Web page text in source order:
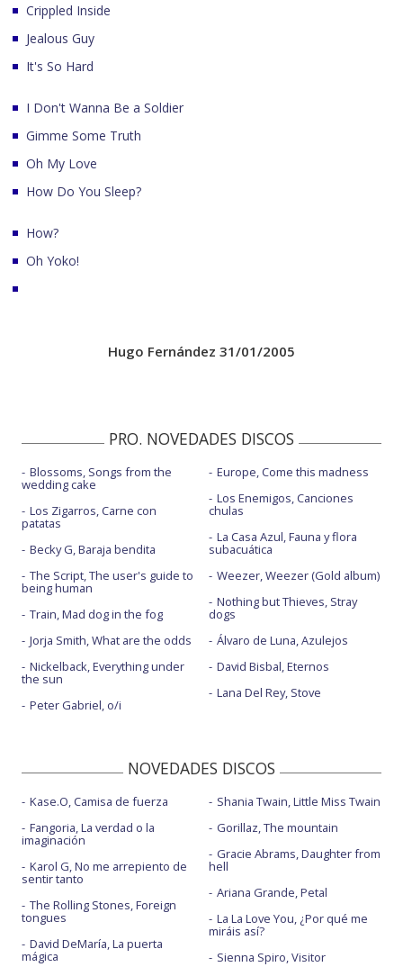
Crippled Inside
Jealous Guy
It's So Hard
I Don't Wanna Be a Soldier
Gimme Some Truth
Oh My Love
How Do You Sleep?
How?
Oh Yoko!
Hugo Fernández 31/01/2005
PRO. NOVEDADES DISCOS
Blossoms, Songs from the
wedding cake
Los Zigarros, Carne con
patatas
Becky G, Baraja bendita
The Script, The user's guide to
being human
Train, Mad dog in the fog
Jorja Smith, What are the odds
Nickelback, Everything under
the sun
Peter Gabriel, o/i
Europe, Come this madness
Los Enemigos, Canciones
chulas
La Casa Azul, Fauna y flora
subacuática
Weezer, Weezer (Gold album)
Nothing but Thieves, Stray
dogs
Álvaro de Luna, Azulejos
David Bisbal, Eternos
Lana Del Rey, Stove
NOVEDADES DISCOS
Kase.O, Camisa de fuerza
Fangoria, La verdad o la
imaginación
Karol G, No me arrepiento de
sentir tanto
The Rolling Stones, Foreign
tongues
David DeMaría, La puerta
mágica
Shania Twain, Little Miss Twain
Gorillaz, The mountain
Gracie Abrams, Daughter from
hell
Ariana Grande, Petal
La La Love You, ¿Por qué me
miráis así?
Sienna Spiro, Visitor